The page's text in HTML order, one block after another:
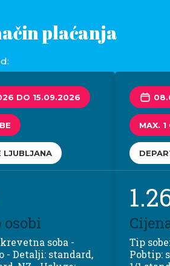
plaćanja
DO 15.09.2026
LJUBLJANA
osobi
soba -
- Detalji: standard,
MAX. 1
Tip
Pobtip: